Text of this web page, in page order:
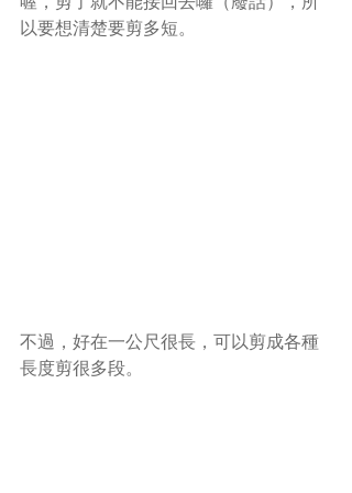
以要想清楚要剪多短。
不過，好在一公尺很長，可以剪成各種
長度剪很多段。